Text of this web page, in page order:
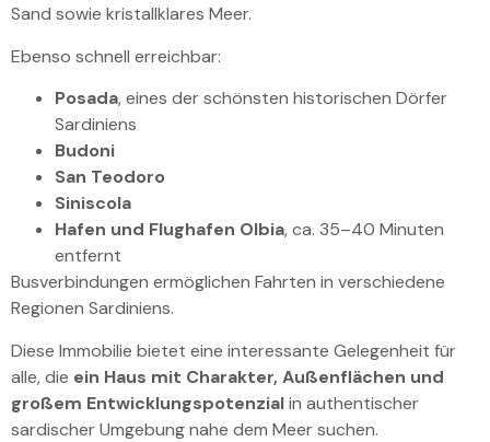
Sand sowie kristallklares Meer.
Ebenso schnell erreichbar:
Posada, eines der schönsten historischen Dörfer
Sardiniens
Budoni
San Teodoro
Siniscola
Hafen und Flughafen Olbia, ca. 35–40 Minuten
entfernt
Busverbindungen ermöglichen Fahrten in verschiedene
Regionen Sardiniens.
Diese Immobilie bietet eine interessante Gelegenheit für
alle, die ein Haus mit Charakter, Außenflächen und
großem Entwicklungspotenzialin authentischer
sardischer Umgebung nahe dem Meer suchen.